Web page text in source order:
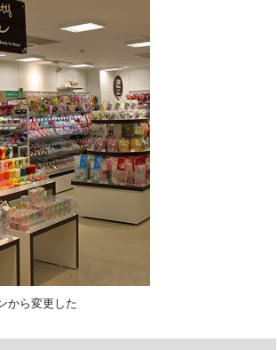
から変更した